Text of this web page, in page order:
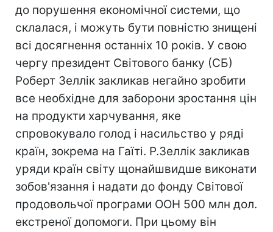
до порушення економічної системи, що
склалася, і можуть бути повністю знищені
всі досягнення останніх 10 років. У свою
чергу президент Світового банку (СБ)
Роберт Зеллік закликав негайно зробити
все необхідне для заборони зростання цін
на продукти харчування, яке
спровокувало голод і насильство у ряді
країн, зокрема на Гаїті. Р.Зеллік закликав
уряди країн світу щонайшвидше виконати
зобов'язання і надати до фонду Світової
продовольчої програми ООН 500 млн дол.
екстреної допомоги. При цьому він